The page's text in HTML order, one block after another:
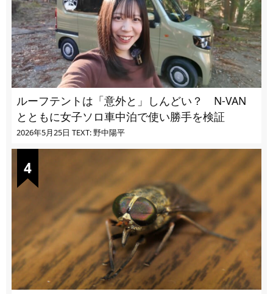
ルーフテントは「意外と」しんどい？ N-VAN
とともに女子ソロ車中泊で使い勝手を検証
2026年5月25日 TEXT: 野中陽平